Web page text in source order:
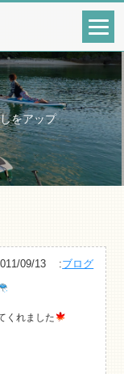
をアップ
09/13 :ブログ
くれました